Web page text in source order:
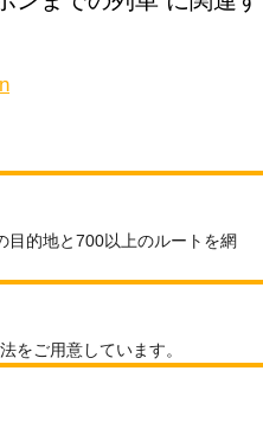
目的地と700以上のルートを網
をご用意しています。